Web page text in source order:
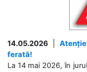
14.05.2026
ferată!
La 14 mai 2026, în